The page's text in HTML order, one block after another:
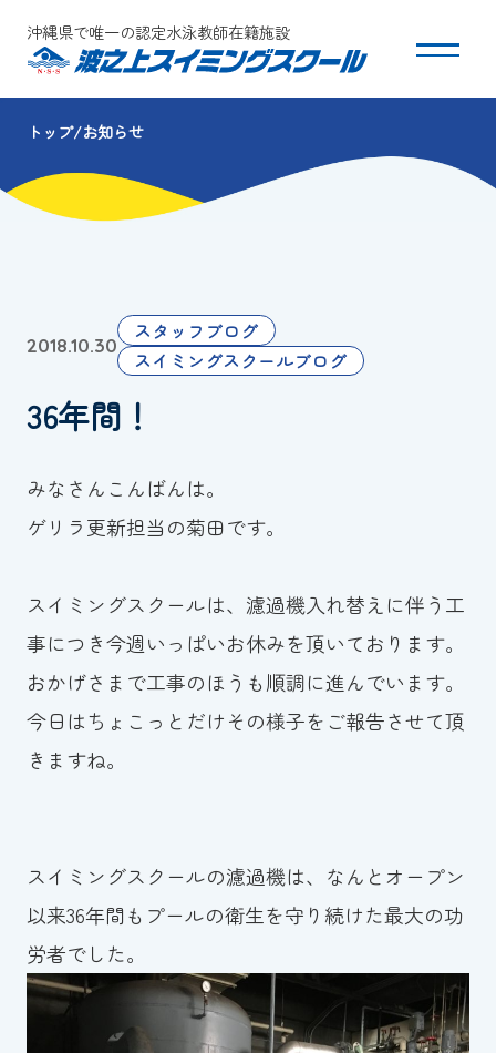
沖縄県で唯一の認定水泳教師在籍施設
スクールについて
コース・クラス紹介
団体会員募集
保護者の方へ
採用情報
お知らせ
カレンダー
波スイタイムズ
お問い合わせ
平日 9:00～22:00｜土祝 9:00～21:00
メールでお問い合わせ
スイミングスクールの
体験申し込みはこちら!
トップ お知らせ
2018.10.30
スタッフブログ
スイミングスクールブログ
36年間！
みなさんこんばんは。
ゲリラ更新担当の菊田です。
スイミングスクールは、濾過機入れ替えに伴う工
事につき今週いっぱいお休みを頂いております。
おかげさまで工事のほうも順調に進んでいます。
今日はちょこっとだけその様子をご報告させて頂
きますね。
スイミングスクールの濾過機は、なんとオープン
以来36年間もプールの衛生を守り続けた最大の功
労者でした。